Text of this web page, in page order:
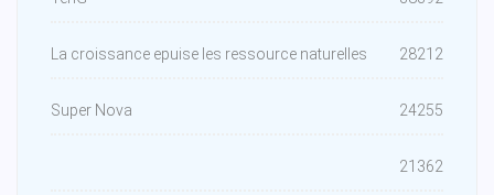
La croissance epuise les ressource naturelles 28212
Super Nova 24255
21362